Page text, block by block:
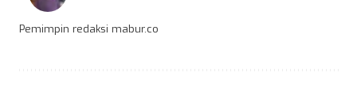
Pemimpin redaksi mabur.co